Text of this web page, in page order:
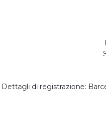
Dettagli di registrazione: